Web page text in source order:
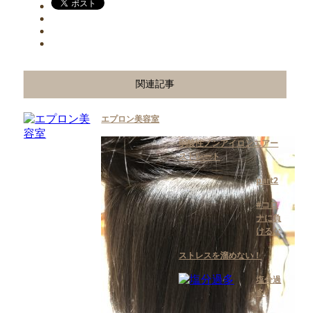
関連記事
エプロン美容室
弱酸性ノンアイロンエアー
ストレート
part2
#コロ
ナに負
けるな
ストレスを溜めない！
塩分過
多